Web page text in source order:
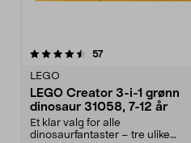
57anmeldelser
LEGO
LEGO Creator 3-i-1 grønn
dinosaur 31058, 7-12 år
Et klar valg for alle
dinosaurfantaster – tre ulike
4.5av 5 stjerner